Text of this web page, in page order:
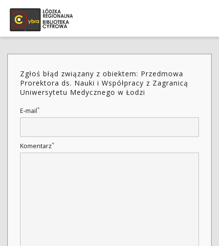
Zgłoś błąd związany z obiektem: Przedmowa
Prorektora ds. Nauki i Współpracy z Zagranicą
Uniwersytetu Medycznego w Łodzi
E-mail*
Komentarz*